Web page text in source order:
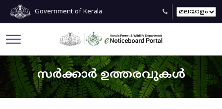
Government of Kerala
സർക്കാർ ഉത്തരവുകൾ